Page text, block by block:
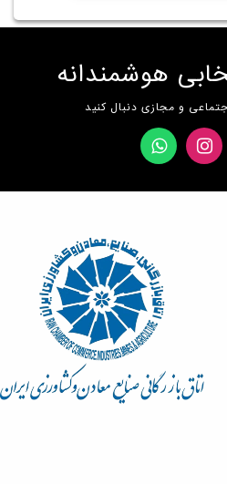
هوشمندانه
و مجازی دنبال کنید